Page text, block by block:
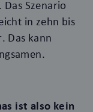
Szenario
in zehn bis
Das kann
ist also kein